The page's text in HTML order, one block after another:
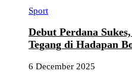
Sport
Debut Perdana
Tegang di Hadapan
6 December 2025